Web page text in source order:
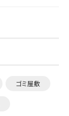
ゴミ屋敷